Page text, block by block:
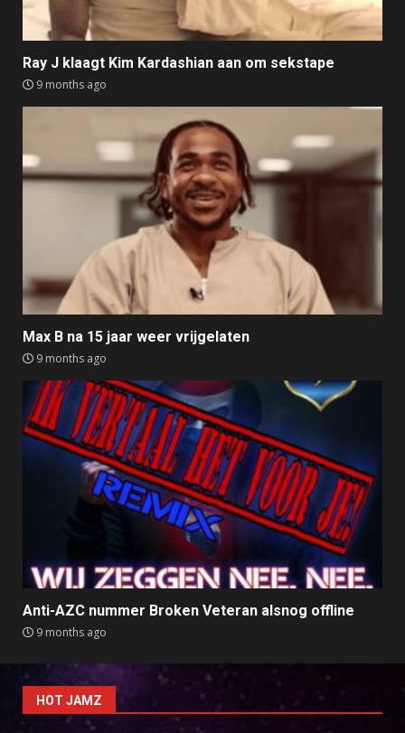
Ray J klaagt Kim Kardashian aan om sekstape
9 months ago
Max B na 15 jaar weer vrijgelaten
9 months ago
Anti-AZC nummer Broken Veteran alsnog offline
9 months ago
HOT JAMZ